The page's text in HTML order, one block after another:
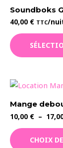
Soundboks
40,00 € TTC/
Mange
10,00 € –
CHOIX